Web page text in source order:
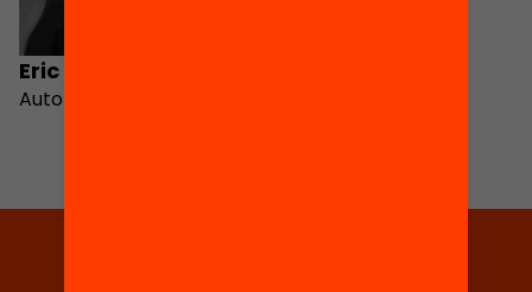
Eric Debarbieux
Autor